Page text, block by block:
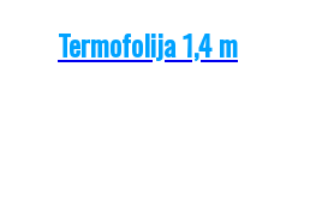
Termofolija 1,4 m